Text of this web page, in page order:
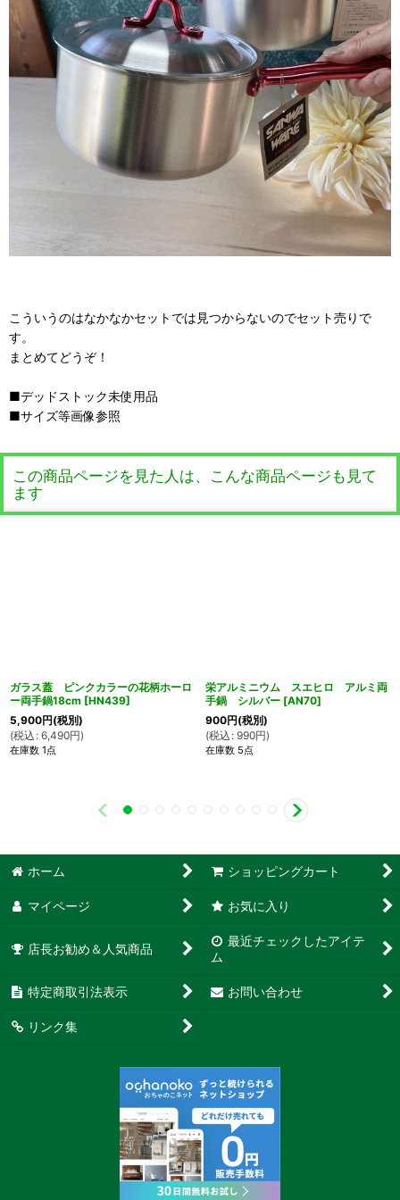
こういうのはなかなかセットでは見つからないのでセット売りで
す。
まとめてどうぞ！
■デッドストック未使用品
■サイズ等画像参照
この商品ページを見た人は、こんな商品ページも見て
ます
ガラス蓋 ピンクカラーの花柄ホーロ
ー両手鍋18cm [HN439]
5,900円(税別)
(税込 : 6,490円)
在庫数 1点
栄アルミニウム スエヒロ アルミ両
手鍋 シルバー [AN70]
900円(税別)
(税込 : 990円)
在庫数 5点
ホーム ショッピングカート
マイページ お気に入り
店長お勧め＆人気商品
最近チェックしたアイテ
ム
特定商取引法表示 お問い合わせ
リンク集